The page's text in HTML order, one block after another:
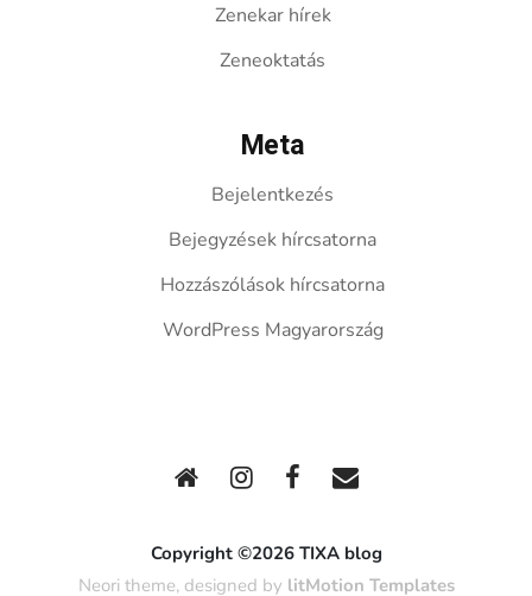
Zenekar hírek
Zeneoktatás
Meta
Bejelentkezés
Bejegyzések hírcsatorna
Hozzászólások hírcsatorna
WordPress Magyarország
Copyright ©2026 TIXA blog
Neori theme, designed by litMotion Templates